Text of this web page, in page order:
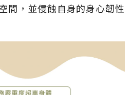
間，並侵蝕自身的身心韌性